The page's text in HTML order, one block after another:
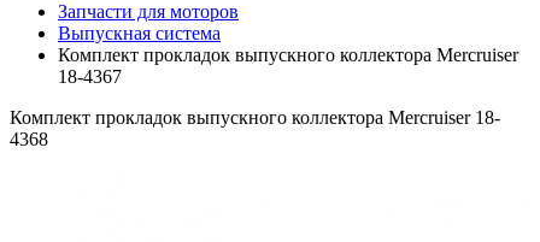
Запчасти для моторов
Выпускная система
Комплект прокладок выпускного коллектора Mercruiser
18-4367
Комплект прокладок выпускного коллектора Mercruiser 18-
4368